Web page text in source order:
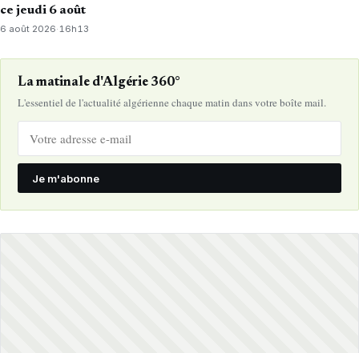
ce jeudi 6 août
6 août 2026· 16h13
La matinale d'Algérie 360°
L'essentiel de l'actualité algérienne chaque matin dans votre boîte mail.
Je m'abonne